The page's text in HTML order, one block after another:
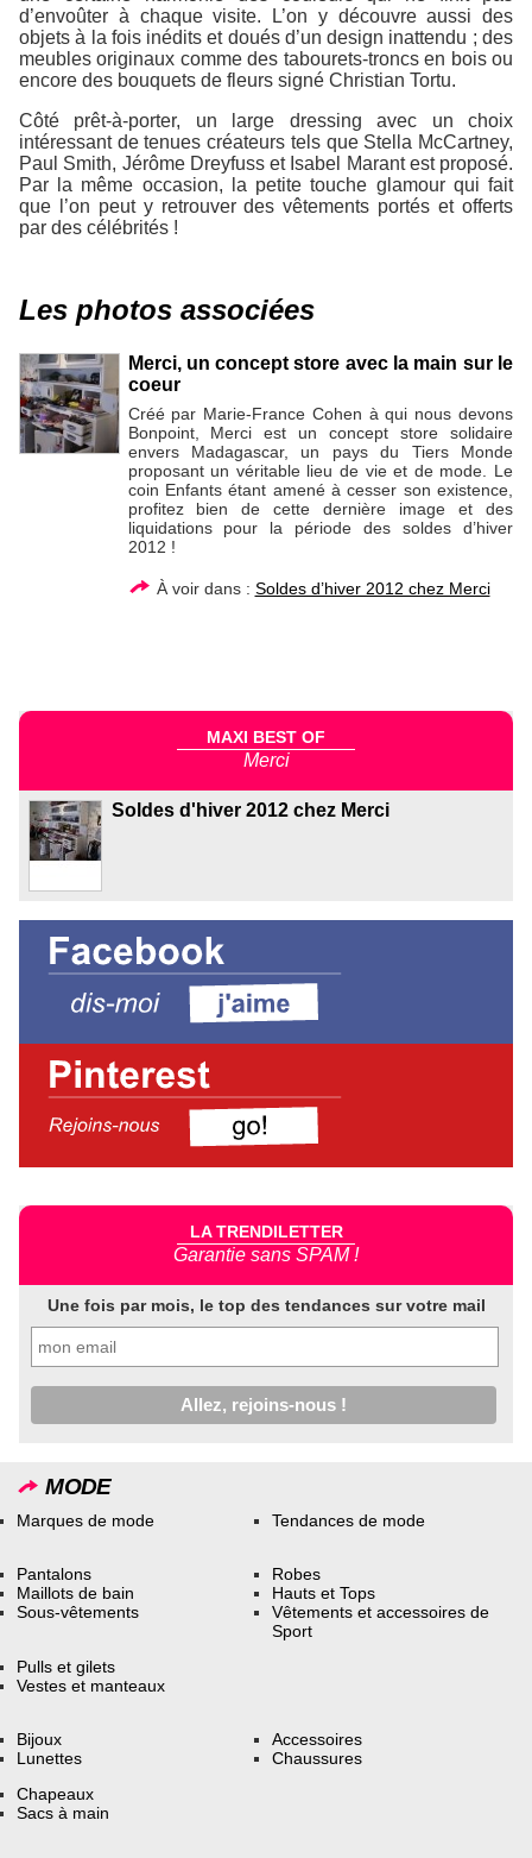
d’envoûter à chaque visite. L’on y découvre aussi des
objets à la fois inédits et doués d’un design inattendu ; des
meubles originaux comme des tabourets-troncs en bois ou
encore des bouquets de fleurs signé Christian Tortu.
Côté prêt-à-porter, un large dressing avec un choix
intéressant de tenues créateurs tels que Stella McCartney,
Paul Smith, Jérôme Dreyfuss et Isabel Marant est proposé.
Par la même occasion, la petite touche glamour qui fait
que l’on peut y retrouver des vêtements portés et offerts
par des célébrités !
Les photos associées
Merci, un concept store avec la main sur le
coeur
Créé par Marie-France Cohen à qui nous devons
Bonpoint, Merci est un concept store solidaire
envers Madagascar, un pays du Tiers Monde
proposant un véritable lieu de vie et de mode. Le
coin Enfants étant amené à cesser son existence,
profitez bien de cette dernière image et des
liquidations pour la période des soldes d’hiver
2012 !
À voir dans : Soldes d’hiver 2012 chez Merci
MAXI BEST OF
Merci
Soldes d'hiver 2012 chez Merci
LA TRENDILETTER
Garantie sans SPAM !
Une fois par mois, le top des tendances sur votre mail
MODE
Marques de mode Tendances de mode
Pantalons
Maillots de bain
Sous-vêtements
Robes
Hauts et Tops
Vêtements et accessoires de
Sport
Pulls et gilets
Vestes et manteaux
Bijoux
Lunettes
Accessoires
Chaussures
Chapeaux
Sacs à main